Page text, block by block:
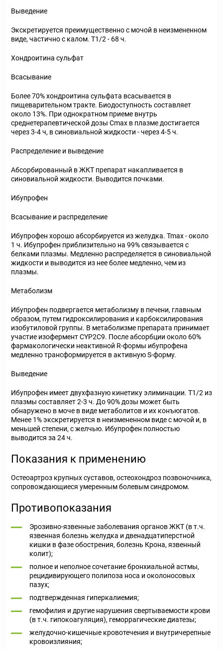
Выведение
Экскретируется преимущественно с мочой в неизмененном
виде, частично с калом. T1/2 - 68 ч.
Хондроитина сульфат
Всасывание
Более 70% хондроитина сульфата всасывается в
пищеварительном тракте. Биодоступность составляет
около 13%. При однократном приеме внутрь
среднетерапевтической дозы Cmax в плазме достигается
через 3-4 ч, в синовиальной жидкости - через 4-5 ч.
Распределение и выведение
Абсорбированный в ЖКТ препарат накапливается в
синовиальной жидкости. Выводится почками.
Ибупрофен
Всасывание и распределение
Ибупрофен хорошо абсорбируется из желудка. Tmax - около
1 ч. Ибупрофен приблизительно на 99% связывается с
белками плазмы. Медленно распределяется в синовиальной
жидкости и выводится из нее более медленно, чем из
плазмы.
Метаболизм
Ибупрофен подвергается метаболизму в печени, главным
образом, путем гидроксилирования и карбоксилирования
изобутиловой группы. В метаболизме препарата принимает
участие изофермент CYP2C9. После абсорбции около 60%
фармакологически неактивной R-формы ибупрофена
медленно трансформируется в активную S-форму.
Выведение
Ибупрофен имеет двухфазную кинетику элиминации. T1/2 из
плазмы составляет 2-3 ч. До 90% дозы может быть
обнаружено в моче в виде метаболитов и их конъюгатов.
Менее 1% экскретируется в неизмененном виде с мочой и, в
меньшей степени, с желчью. Ибупрофен полностью
выводится за 24 ч.
Показания к применению
Остеоартроз крупных суставов, остеохондроз позвоночника,
сопровождающиеся умеренным болевым синдромом.
Противопоказания
Эрозивно-язвенные заболевания органов ЖКТ (в т.ч.
язвенная болезнь желудка и двенадцатиперстной
кишки в фазе обострения, болезнь Крона, язвенный
колит);
полное и неполное сочетание бронхиальной астмы,
рецидивирующего полипоза носа и околоносовых
пазух;
подтвержденная гиперкалиемия;
гемофилия и другие нарушения свертываемости крови
(в т.ч. гипокоагуляция), геморрагические диатезы;
желудочно-кишечные кровотечения и внутричерепные
кровоизлияния;